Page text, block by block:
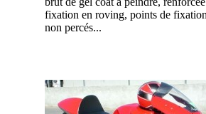
fixation en roving, points de
non percés...